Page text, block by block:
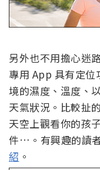
另外也不用擔心迷
專用 App 具有定位
境的濕度、溫度、
天氣狀況。比較扯
天空上觀看你的孩
件…。有興趣的讀
紹 。